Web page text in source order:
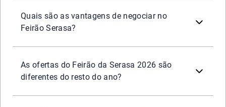
Quais são as vantagens de negociar no
Feirão Serasa?
Mais de 2.200 empresas parceiraspara negociar;
Descontos de até 99%
e parcelamento facilitado;
Praticidade e segurançaem todos os canais oficiais
As ofertas do Feirão da Serasa 2026 são
diferentes do resto do ano?